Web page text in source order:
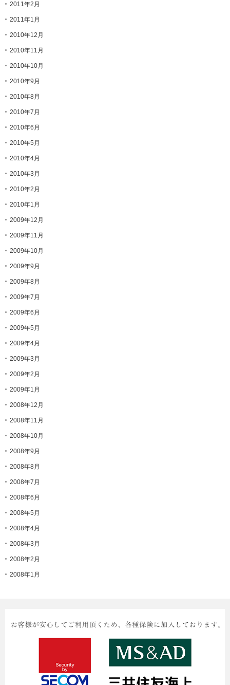
2011年2月
2011年1月
2010年12月
2010年11月
2010年10月
2010年9月
2010年8月
2010年7月
2010年6月
2010年5月
2010年4月
2010年3月
2010年2月
2010年1月
2009年12月
2009年11月
2009年10月
2009年9月
2009年8月
2009年7月
2009年6月
2009年5月
2009年4月
2009年3月
2009年2月
2009年1月
2008年12月
2008年11月
2008年10月
2008年9月
2008年8月
2008年7月
2008年6月
2008年5月
2008年4月
2008年3月
2008年2月
2008年1月